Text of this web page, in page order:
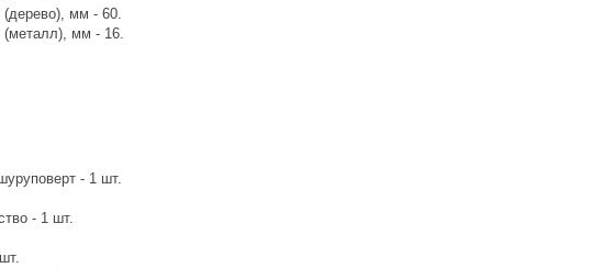
(дерево), мм - 60.
(металл), мм - 16.
- 1 шт.
- 1 шт.